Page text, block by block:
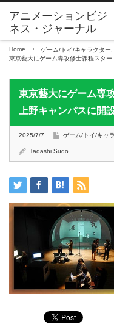
アニメーションビジ
ネス・ジャーナル
Home ゲーム/トイ/キャラクター
東京藝大にゲーム専攻修士課程スタ
東京藝大にゲーム専
上野キャンパスに開
2025/7/7 ゲーム/トイ/キャ
Tadashi Sudo